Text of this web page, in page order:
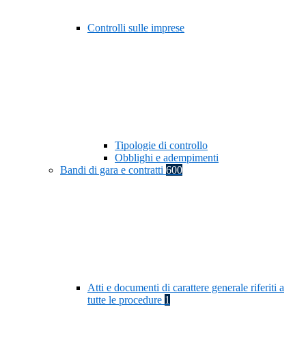
Controlli sulle imprese
Tipologie di controllo
Obblighi e adempimenti
Bandi di gara e contratti 600
Atti e documenti di carattere generale riferiti a
tutte le procedure 1